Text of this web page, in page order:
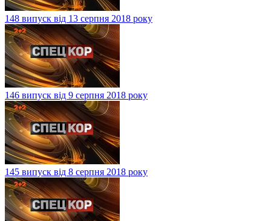
148 випуск від 13 серпня 2018 року
146 випуск від 9 серпня 2018 року
145 випуск від 8 серпня 2018 року